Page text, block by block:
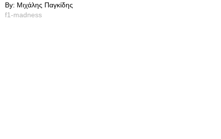
Βy: Μιχάλης Παγκίδης
f1-madness